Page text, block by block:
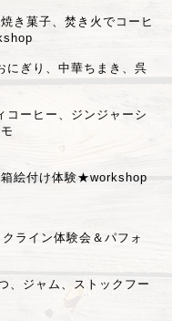
き菓子、焚き火でコーヒ
ぎり、中華ちまき、呉
ーヒー、ジンジャーシ
絵付け体験★workshop
ライン体験会＆パフォ
ジャム、ストックフー